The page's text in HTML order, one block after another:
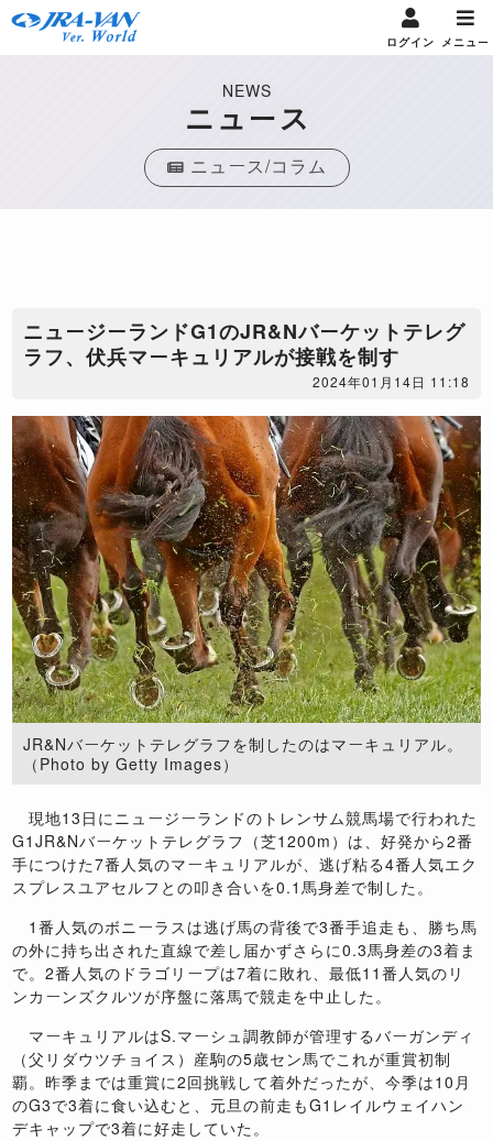
ログイン メニュー
NEWS
ニュース
ニュース/コラム
ニュージーランドG1のJR&Nバーケットテレグ
ラフ、伏兵マーキュリアルが接戦を制す
2024年01月14日 11:18
JR&Nバーケットテレグラフを制したのはマーキュリアル。
（Photo by Getty Images）
現地13日にニュージーランドのトレンサム競馬場で行われた
G1JR&Nバーケットテレグラフ（芝1200m）は、好発から2番
手につけた7番人気のマーキュリアルが、逃げ粘る4番人気エク
スプレスユアセルフとの叩き合いを0.1馬身差で制した。
1番人気のボニーラスは逃げ馬の背後で3番手追走も、勝ち馬
の外に持ち出された直線で差し届かずさらに0.3馬身差の3着ま
で。2番人気のドラゴリープは7着に敗れ、最低11番人気のリ
ンカーンズクルツが序盤に落馬で競走を中止した。
マーキュリアルはS.マーシュ調教師が管理するバーガンディ
（父リダウツチョイス）産駒の5歳セン馬でこれが重賞初制
覇。昨季までは重賞に2回挑戦して着外だったが、今季は10月
のG3で3着に食い込むと、元旦の前走もG1レイルウェイハン
デキャップで3着に好走していた。